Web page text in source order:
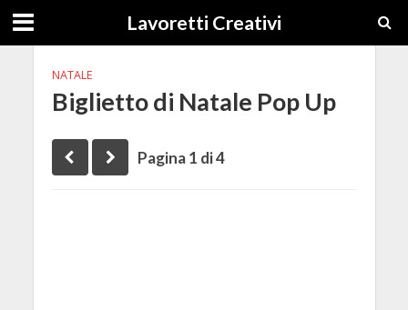
Lavoretti Creativi
NATALE
Biglietto di Natale Pop Up
Pagina 1 di 4